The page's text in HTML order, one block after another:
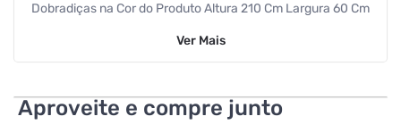
Dobradiças na Cor do Produto Altura 210 Cm Largura 60 Cm
Ver Mais
Aproveite e compre junto